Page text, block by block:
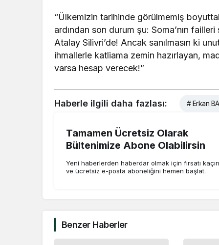
“Ülkemizin tarihinde görülmemiş
ardından son durum şu: Soma’nın
Atalay Silivri’de! Ancak sanılmasın ki
ihmallerle katliama zemin hazırlayan,
varsa hesap verecek!”
Haberle ilgili daha fazlası: # Erkan
Tamamen Ücretsiz Olarak
Bültenimize Abone Olabilirsin
Yeni haberlerden haberdar olmak için fırsatı
ve ücretsiz e-posta aboneliğini hemen başlat.
Benzer Haberler